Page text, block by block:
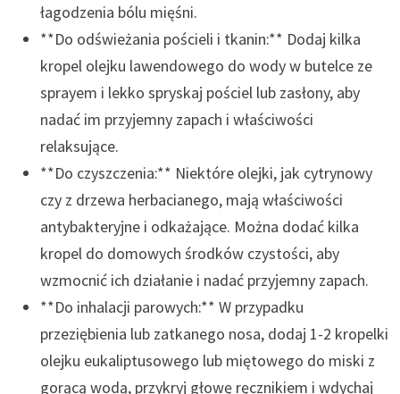
łagodzenia bólu mięśni.
**Do odświeżania pościeli i tkanin:** Dodaj kilka
kropel olejku lawendowego do wody w butelce ze
sprayem i lekko spryskaj pościel lub zasłony, aby
nadać im przyjemny zapach i właściwości
relaksujące.
**Do czyszczenia:** Niektóre olejki, jak cytrynowy
czy z drzewa herbacianego, mają właściwości
antybakteryjne i odkażające. Można dodać kilka
kropel do domowych środków czystości, aby
wzmocnić ich działanie i nadać przyjemny zapach.
**Do inhalacji parowych:** W przypadku
przeziębienia lub zatkanego nosa, dodaj 1-2 kropelki
olejku eukaliptusowego lub miętowego do miski z
gorącą wodą, przykryj głowę ręcznikiem i wdychaj